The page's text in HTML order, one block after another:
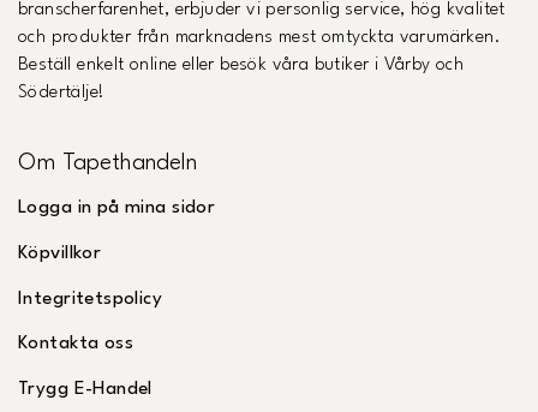
branscherfarenhet, erbjuder vi personlig service, hög kvalitet
och produkter från marknadens mest omtyckta varumärken.
Beställ enkelt online eller besök våra butiker i Vårby och
Södertälje!
Om Tapethandeln
Logga in på mina sidor
Köpvillkor
Integritetspolicy
Kontakta oss
Trygg E-Handel